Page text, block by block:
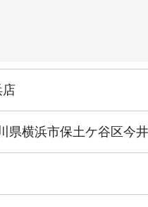
店
県横浜市保⼟ケ⾕区今